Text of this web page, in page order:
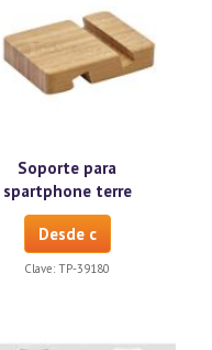
Soporte para
spartphone terre
Desde c
Clave: TP-39180